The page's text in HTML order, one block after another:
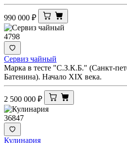
990 000 ₽
4798
Сервиз чайный
Марка в тесте "С.З.К.Б." (Санкт-
Батенина). Начало XIX века.
2 500 000 ₽
36847
Кулинария